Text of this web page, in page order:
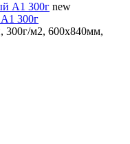
new
300г
300г/м2, 600х840мм,